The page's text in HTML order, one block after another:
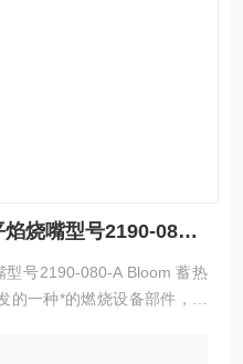
Bloom燃气分级低NOx平焰烧嘴型号2190-080-A
号2190-080-A Bloom 蓄热
一种*的燃烧设备部件，具